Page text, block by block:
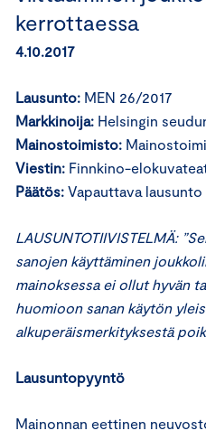
kerrottaessa
4.10.2017
Lausunto: MEN 26/2017
Markkinoija: Helsingin
Mainostoimisto:
Viestin: Finnkino-
Päätös: Vapauttava lausunto
LAUSUNTOTIIVISTELMÄ:
sanojen käyttäminen
mainoksessa ei ollut hyvän
huomioon sanan käytön
alkuperäismerkityksestä
Lausuntopyyntö
Mainonnan eettinen